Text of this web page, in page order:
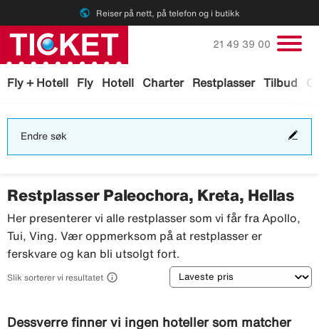
public Reiser på nett, på telefon og i butikk
Fly + Hotell Fly Hotell Charter Restplasser Tilbud
Ring oss på
21 49 39 00
Endre søk
Restplasser Paleochora, Kreta, Hellas
Her presenterer vi alle restplasser som vi får fra Apollo,
Tui, Ving. Vær oppmerksom på at restplasser er
ferskvare og kan bli utsolgt fort.
Slik sorterer vi resultatet  Sortering
Dessverre finner vi ingen hoteller som matcher